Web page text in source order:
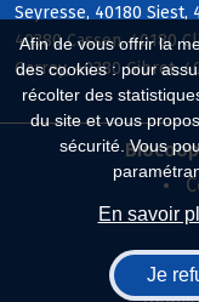
Afin de vous offrir la
des cookies : pour
récolter des
du site et vous
sécurité. Vous
En savoir
Je
Seyresse, 40180 Siest,
40380 Cassen, 40180
Garrey, 40380 Gibret,